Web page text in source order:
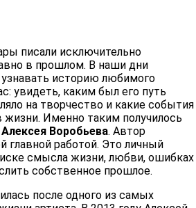
писали исключительно
в прошлом. В наши дни
историю любимого
увидеть, каким был его путь
на творчество и какие события
Именно таким получилось
Алексея Воробьева. Автор
главной работой. Это личный
смысла жизни, любви, ошибках
собственное прошлое.
после одного из самых